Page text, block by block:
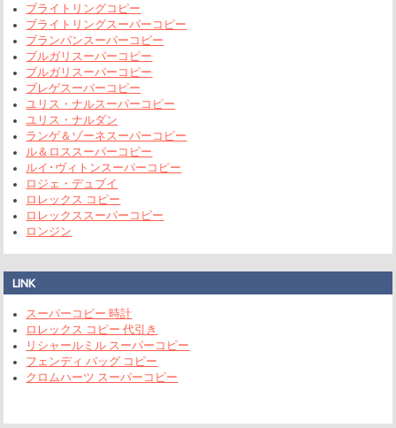
ブライトリングコピー
ブライトリングスーパーコピー
ブランパンスーパーコピー
ブルガリスーパーコピー
ブルガリスーパーコピー
ブレゲスーパーコピー
ユリス・ナルスーパーコピー
ユリス・ナルダン
ランゲ＆ゾーネスーパーコピー
ル＆ロススーパーコピー
ルイ･ヴィトンスーパーコピー
ロジェ・デュブイ
ロレックス コピー
ロレックススーパーコピー
ロンジン
LINK
スーパーコピー 時計
ロレックス コピー 代引き
リシャールミル スーパーコピー
フェンディ バッグ コピー
クロムハーツ スーパーコピー